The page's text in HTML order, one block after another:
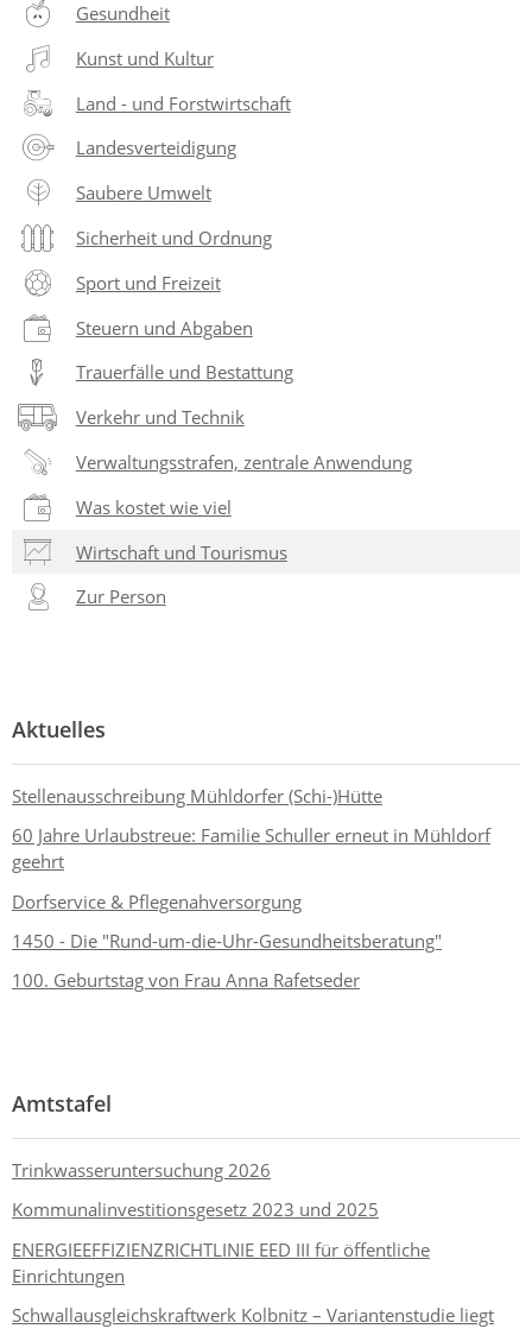
Gesundheit
Kunst und Kultur
Land - und Forstwirtschaft
Landesverteidigung
Saubere Umwelt
Sicherheit und Ordnung
Sport und Freizeit
Steuern und Abgaben
Trauerfälle und Bestattung
Verkehr und Technik
Verwaltungsstrafen, zentrale Anwendung
Was kostet wie viel
Wirtschaft und Tourismus
Zur Person
Aktuelles
Stellenausschreibung Mühldorfer (Schi-)Hütte
60 Jahre Urlaubstreue: Familie Schuller erneut in Mühldorf
geehrt
Dorfservice & Pflegenahversorgung
1450 - Die "Rund-um-die-Uhr-Gesundheitsberatung"
100. Geburtstag von Frau Anna Rafetseder
Amtstafel
Trinkwasseruntersuchung 2026
Kommunalinvestitionsgesetz 2023 und 2025
ENERGIEEFFIZIENZRICHTLINIE EED III für öffentliche
Einrichtungen
Schwallausgleichskraftwerk Kolbnitz – Variantenstudie liegt